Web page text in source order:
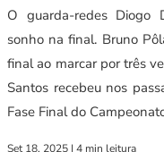
O guarda-redes Diogo
sonho na final. Bruno
final ao marcar por três
Santos recebeu nos
Fase Final do
Set 18, 2025 | 4 min leitura